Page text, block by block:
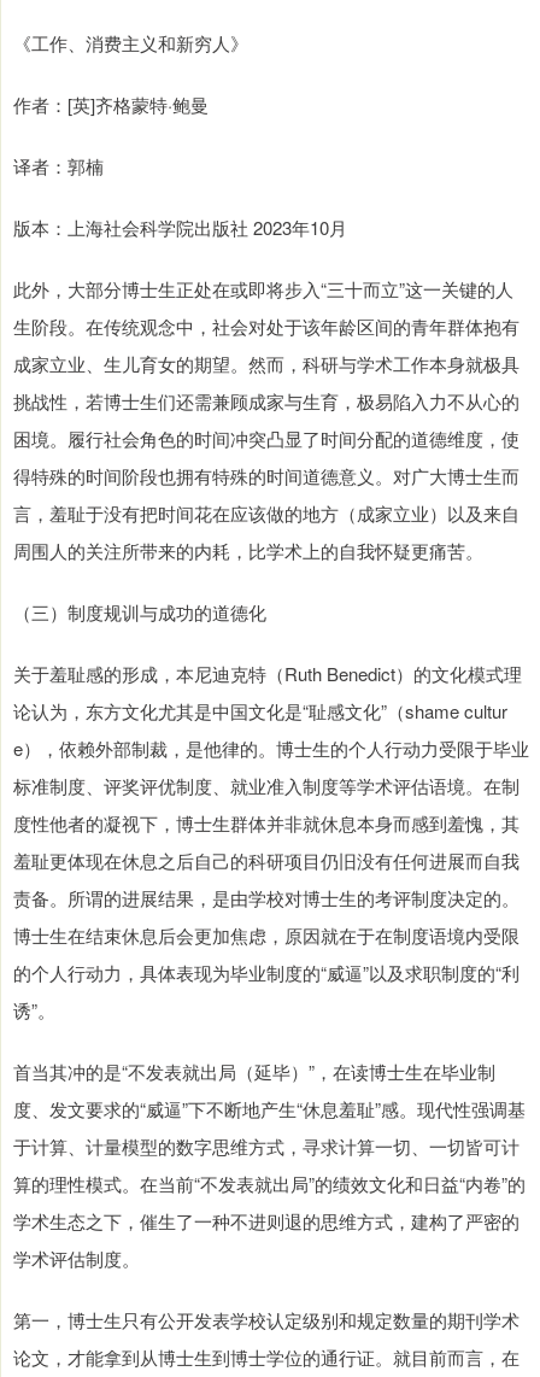
《工作、消费主义和新穷人》
作者：[英]齐格蒙特·鲍曼
译者：郭楠
版本：上海社会科学院出版社 2023年10月
此外，大部分博士生正处在或即将步入“三十而立”这一关键的人
生阶段。在传统观念中，社会对处于该年龄区间的青年群体抱有
成家立业、生儿育女的期望。然而，科研与学术工作本身就极具
挑战性，若博士生们还需兼顾成家与生育，极易陷入力不从心的
困境。履行社会角色的时间冲突凸显了时间分配的道德维度，使
得特殊的时间阶段也拥有特殊的时间道德意义。对广大博士生而
言，羞耻于没有把时间花在应该做的地方（成家立业）以及来自
周围人的关注所带来的内耗，比学术上的自我怀疑更痛苦。
（三）制度规训与成功的道德化
关于羞耻感的形成，本尼迪克特（Ruth Benedict）的文化模式理
论认为，东方文化尤其是中国文化是“耻感文化”（shame cultur
e），依赖外部制裁，是他律的。博士生的个人行动力受限于毕业
标准制度、评奖评优制度、就业准入制度等学术评估语境。在制
度性他者的凝视下，博士生群体并非就休息本身而感到羞愧，其
羞耻更体现在休息之后自己的科研项目仍旧没有任何进展而自我
责备。所谓的进展结果，是由学校对博士生的考评制度决定的。
博士生在结束休息后会更加焦虑，原因就在于在制度语境内受限
的个人行动力，具体表现为毕业制度的“威逼”以及求职制度的“利
诱”。
首当其冲的是“不发表就出局（延毕）”，在读博士生在毕业制
度、发文要求的“威逼”下不断地产生“休息羞耻”感。现代性强调基
于计算、计量模型的数字思维方式，寻求计算一切、一切皆可计
算的理性模式。在当前“不发表就出局”的绩效文化和日益“内卷”的
学术生态之下，催生了一种不进则退的思维方式，建构了严密的
学术评估制度。
第一，博士生只有公开发表学校认定级别和规定数量的期刊学术
论文，才能拿到从博士生到博士学位的通行证。就目前而言，在